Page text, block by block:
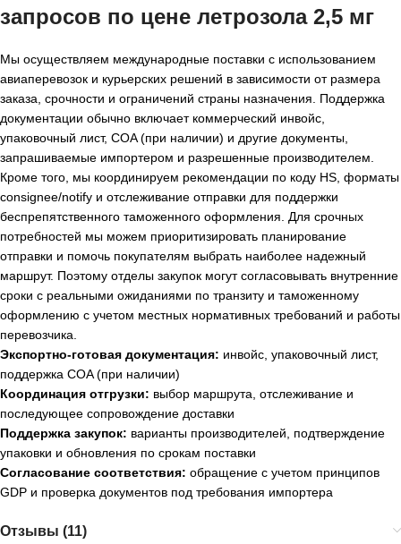
запросов по цене летрозола 2,5 мг
Мы осуществляем международные поставки с использованием
авиаперевозок и курьерских решений в зависимости от размера
заказа, срочности и ограничений страны назначения. Поддержка
документации обычно включает коммерческий инвойс,
упаковочный лист, COA (при наличии) и другие документы,
запрашиваемые импортером и разрешенные производителем.
Кроме того, мы координируем рекомендации по коду HS, форматы
consignee/notify и отслеживание отправки для поддержки
беспрепятственного таможенного оформления. Для срочных
потребностей мы можем приоритизировать планирование
отправки и помочь покупателям выбрать наиболее надежный
маршрут. Поэтому отделы закупок могут согласовывать внутренние
сроки с реальными ожиданиями по транзиту и таможенному
оформлению с учетом местных нормативных требований и работы
перевозчика.
Экспортно-готовая документация: инвойс, упаковочный лист,
поддержка COA (при наличии)
Координация отгрузки: выбор маршрута, отслеживание и
последующее сопровождение доставки
Поддержка закупок: варианты производителей, подтверждение
упаковки и обновления по срокам поставки
Согласование соответствия: обращение с учетом принципов
GDP и проверка документов под требования импортера
Отзывы (11)